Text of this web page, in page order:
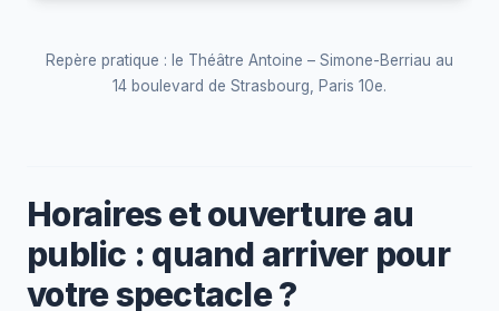
Repère pratique : le Théâtre Antoine – Simone-Berriau au
14 boulevard de Strasbourg, Paris 10e.
Horaires et ouverture au
public : quand arriver pour
votre spectacle ?